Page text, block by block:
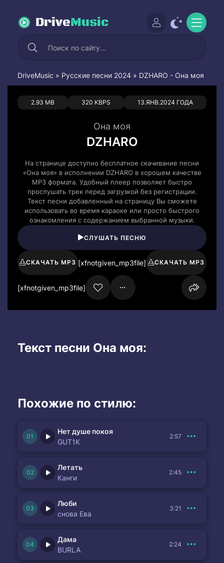
DriveMusic
DriveMusic » Русские песни 2024 » DZHARO - Она моя
2.93 MB 320 KBPS 13.ЯНВ.2024 ГОДА
0 0
Она моя
DZHARO
На странице доступно бесплатное скачивание песни
«Она моя» в исполнении DZHARO в хорошем качестве
MP3 формата. Удобный плеер позволяет быстро
прослушать трек перед загрузкой без регистрации.
Текст песни добавленный на страницу Вы сможете
использовать во время караоке или просто быстрого
ознакомления с содержанием выбранной музыки.
СЛУШАТЬ ПЕСНЮ
СКАЧАТЬ MP3 [xfnotgiven_mp3file] СКАЧАТЬ MP3
[xfnotgiven_mp3file]
Текст песни Она моя:
Похожие по стилю:
Нет душе покоя
GUT1K
2:57
Летать
Канги
2:45
Люби
снова Ева
3:21
Дама
BURLA
2:24